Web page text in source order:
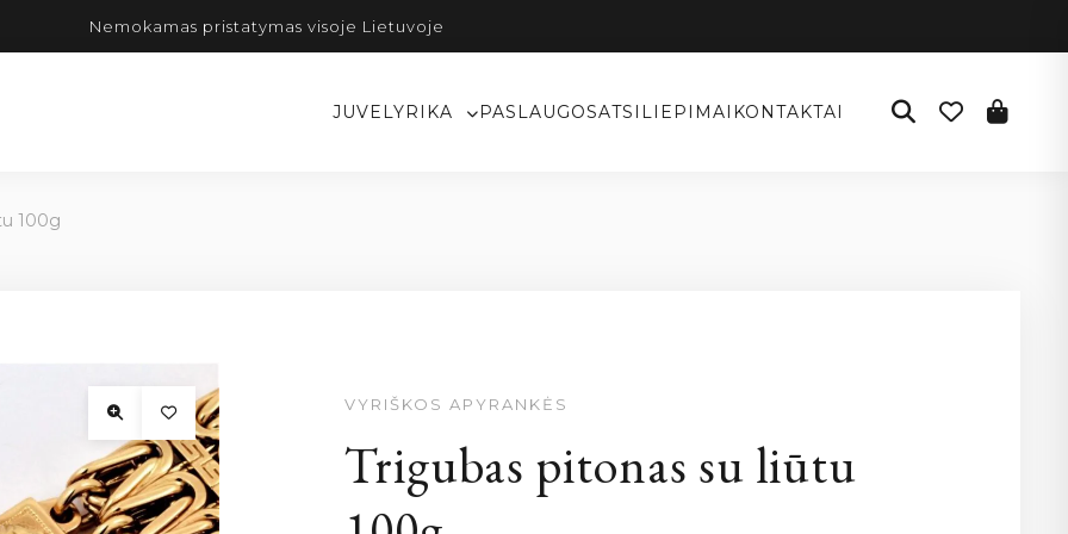
Nemokamas pristatymas visoje Lietuvoje
JUVELYRIKA PASLAUGOSATSILIEPIMAI KONTAKTAI
100g
VYRIŠKOS APYRANKĖS
Trigubas pitonas su liūtu